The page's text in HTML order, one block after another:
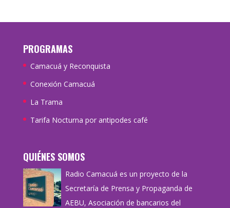
PROGRAMAS
Camacuá y Reconquista
Conexión Camacuá
La Trama
Tarifa Nocturna por antipodes café
QUIÉNES SOMOS
Radio Camacuá es un proyecto de la
Secretaría de Prensa y Propaganda de
AEBU, Asociación de bancarios del